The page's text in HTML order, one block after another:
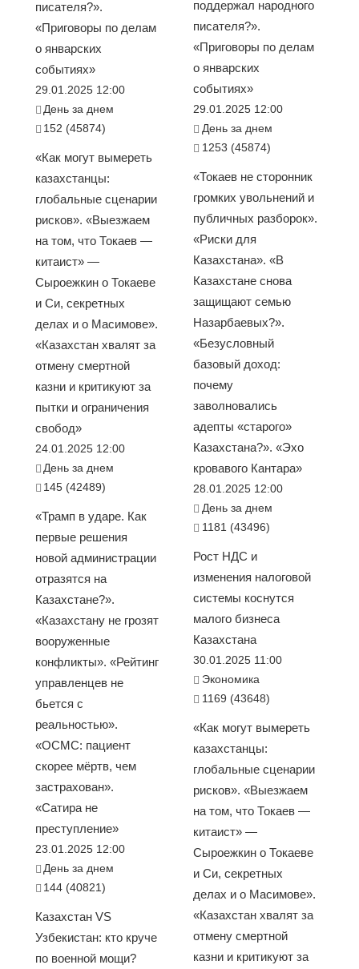
писателя?».
«Приговоры по делам
о январских
событиях»
29.01.2025 12:00
День за днем
152 (45874)
«Как могут вымереть
казахстанцы:
глобальные сценарии
рисков». «Выезжаем
на том, что Токаев —
китаист» —
Сыроежкин о Токаеве
и Си, секретных
делах и о Масимове».
«Казахстан хвалят за
отмену смертной
казни и критикуют за
пытки и ограничения
свобод»
24.01.2025 12:00
День за днем
145 (42489)
«Трамп в ударе. Как
первые решения
новой администрации
отразятся на
Казахстане?».
«Казахстану не грозят
вооруженные
конфликты». «Рейтинг
управленцев не
бьется с
реальностью».
«ОСМС: пациент
скорее мёртв, чем
застрахован».
«Сатира не
преступление»
23.01.2025 12:00
День за днем
144 (40821)
Казахстан VS
Узбекистан: кто круче
по военной мощи?
поддержал народного
писателя?».
«Приговоры по делам
о январских
событиях»
29.01.2025 12:00
День за днем
1253 (45874)
«Токаев не сторонник
громких увольнений и
публичных разборок».
«Риски для
Казахстана». «В
Казахстане снова
защищают семью
Назарбаевых?».
«Безусловный
базовый доход:
почему
заволновались
адепты «старого»
Казахстана?». «Эхо
кровавого Кантара»
28.01.2025 12:00
День за днем
1181 (43496)
Рост НДС и
изменения налоговой
системы коснутся
малого бизнеса
Казахстана
30.01.2025 11:00
Экономика
1169 (43648)
«Как могут вымереть
казахстанцы:
глобальные сценарии
рисков». «Выезжаем
на том, что Токаев —
китаист» —
Сыроежкин о Токаеве
и Си, секретных
делах и о Масимове».
«Казахстан хвалят за
отмену смертной
казни и критикуют за